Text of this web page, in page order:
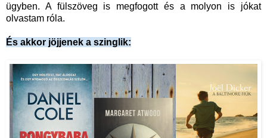
ügyben. A fülszöveg is megfogott és a molyon is jókat
olvastam róla.
És akkor jöjjenek a szinglik: